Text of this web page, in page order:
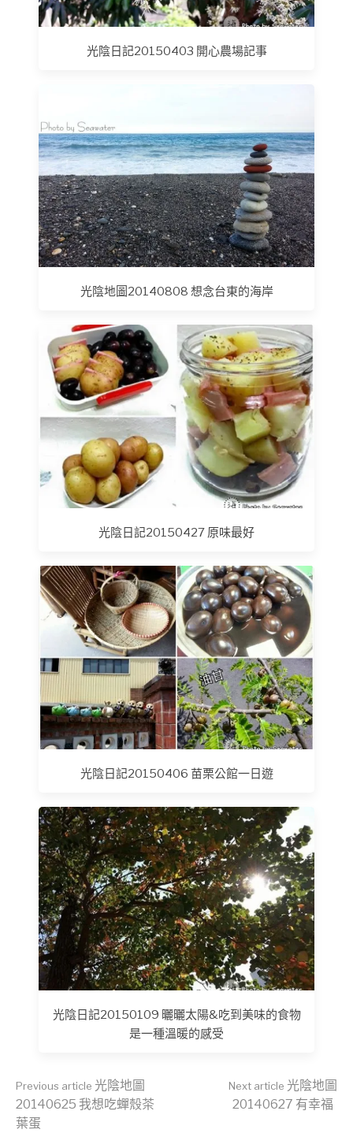
光陰日記20150403 開心農場記事
光陰地圖20140808 想念台東的海岸
光陰日記20150427 原味最好
光陰日記20150406 苗栗公館一日遊
光陰日記20150109 曬曬太陽&吃到美味的食物
是一種溫暖的感受
Continue
Previous article 光陰地圖
20140625 我想吃蟬殼茶
葉蛋
Next article 光陰地圖
20140627 有幸福